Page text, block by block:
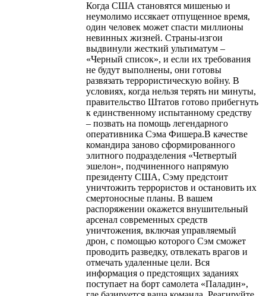
Когда США становятся мишенью и
неумолимо иссякает отпущенное время,
один человек может спасти миллионы
невинных жизней. Страны-изгои
выдвинули жесткий ультиматум –
«Черный список», и если их требования
не будут выполнены, они готовы
развязать террористическую войну. В
условиях, когда нельзя терять ни минуты,
правительство Штатов готово прибегнуть
к единственному испытанному средству
– позвать на помощь легендарного
оперативника Сэма Фишера.В качестве
командира заново сформированного
элитного подразделения «Четвертый
эшелон», подчиненного напрямую
президенту США, Сэму предстоит
уничтожить террористов и остановить их
смертоносные планы. В вашем
распоряжении окажется внушительный
арсенал современных средств
уничтожения, включая управляемый
дрон, с помощью которого Сэм сможет
проводить разведку, отвлекать врагов и
отмечать удаленные цели. Вся
информация о предстоящих заданиях
поступает на борт самолета «Паладин»,